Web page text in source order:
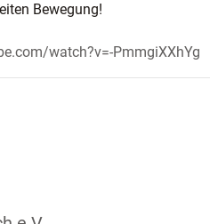
Bewegung!
watch?v=-PmmgiXXhYg